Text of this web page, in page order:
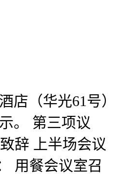
（华光61号）
。 第三项议
辞 上半场会议
用餐会议室召